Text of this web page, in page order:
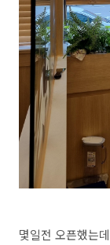
몇일전 오픈했는